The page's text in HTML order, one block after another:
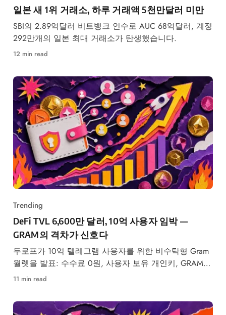
일본 새 1위 거래소, 하루 거래액 5천만달러 미만
SBI의 2.89억달러 비트뱅크 인수로 AUC 68억달러, 계정
292만개의 일본 최대 거래소가 탄생했습니다.
12 min read
Trending
DeFi TVL 6,600만 달러, 10억 사용자 임박 —
GRAM의 격차가 신호다
두로프가 10억 텔레그램 사용자를 위한 비수탁형 Gram
월렛을 발표: 수수료 0원, 사용자 보유 개인키, GRAM
네트워크 영향.
11 min read